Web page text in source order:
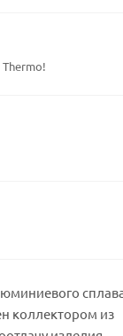
коллектором из